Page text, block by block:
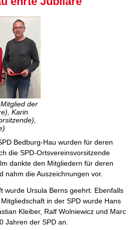
der
Karin
Bedburg-Hau wurden für deren
die SPD-Ortsvereinsvorsitzende
dankte den Mitgliedern für deren
nahm die Auszeichnungen vor.
wurde Ursula Berns geehrt. Ebenfalls
in der SPD wurde Hans
Kleiber, Ralf Wolniewicz und Marc
Jahren der SPD an.